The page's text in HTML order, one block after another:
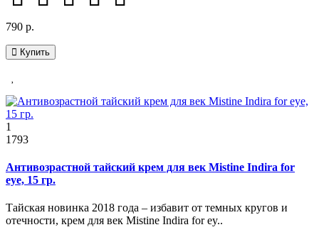
790 р.
Купить
1
1793
Антивозрастной тайский крем для век Mistine Indira for
eye, 15 гр.
Тайская новинка 2018 года – избавит от темных кругов и
отечности, крем для век Mistine Indira for ey..